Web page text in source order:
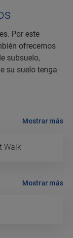
Por este
ofrecemos
subsuelo,
su suelo tenga
Walk
Mostrar más
Mostrar más